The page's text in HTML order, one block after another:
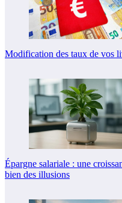
Modification des taux de vos
Épargne salariale : une
bien des illusions